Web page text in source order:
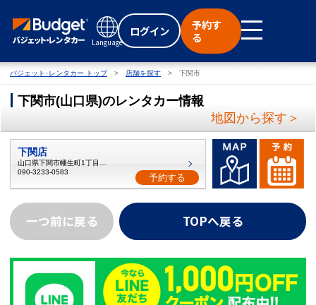
Language
ログイン
予約す
る
バジェット･レンタカー トップ 店舗を探す 下関市
下関市(山口県)のレンタカー情報
地図から探す＞
下関店
090-3233-0583
予約する
一つ前に戻る TOPへ戻る